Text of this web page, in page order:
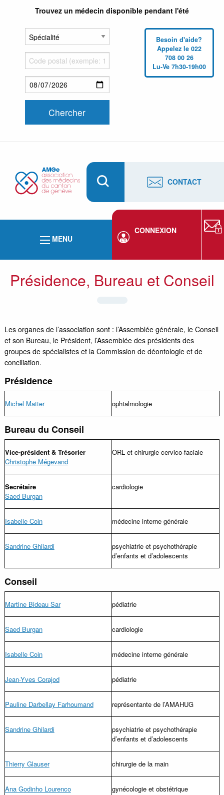
Trouvez un médecin disponible pendant l'été
Besoin d'aide?
Appelez le 022
708 00 26
Lu-Ve 7h30-19h00
CONTACT
MENU
CONNEXION
Présidence, Bureau et Conseil
Les organes de l’association sont : l’Assemblée générale, le Conseil
et son Bureau, le Président, l’Assemblée des présidents des
groupes de spécialistes et la Commission de déontologie et de
conciliation.
Présidence
Michel Matter ophtalmologie
Bureau du Conseil
Vice-président & Trésorier
Christophe Mégevand
ORL et chirurgie cervico-faciale
Secrétaire
Saed Burgan
cardiologie
Isabelle Coin médecine interne générale
Sandrine Ghilardi
psychiatrie et psychothérapie
d’enfants et d’adolescents
Conseil
Martine Bideau Sar pédiatrie
Saed Burgan cardiologie
Isabelle Coin médecine interne générale
Jean-Yves Corajod pédiatrie
Pauline Darbellay Farhoumand représentante de l’AMAHUG
Sandrine Ghilardi
psychiatrie et psychothérapie
d’enfants et d’adolescents
Thierry Glauser chirurgie de la main
Ana Godinho Lourenco gynécologie et obstétrique